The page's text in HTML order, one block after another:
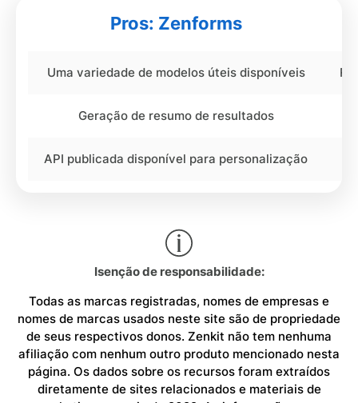
Pros: Zenforms
Uma variedade de modelos úteis disponíveis
Geração de resumo de resultados
API publicada disponível para personalização
Isenção de responsabilidade:
Todas as marcas registradas, nomes de empresas e
nomes de marcas usados neste site são de propriedade
de seus respectivos donos. Zenkit não tem nenhuma
afiliação com nenhum outro produto mencionado nesta
página. Os dados sobre os recursos foram extraídos
diretamente de sites relacionados e materiais de